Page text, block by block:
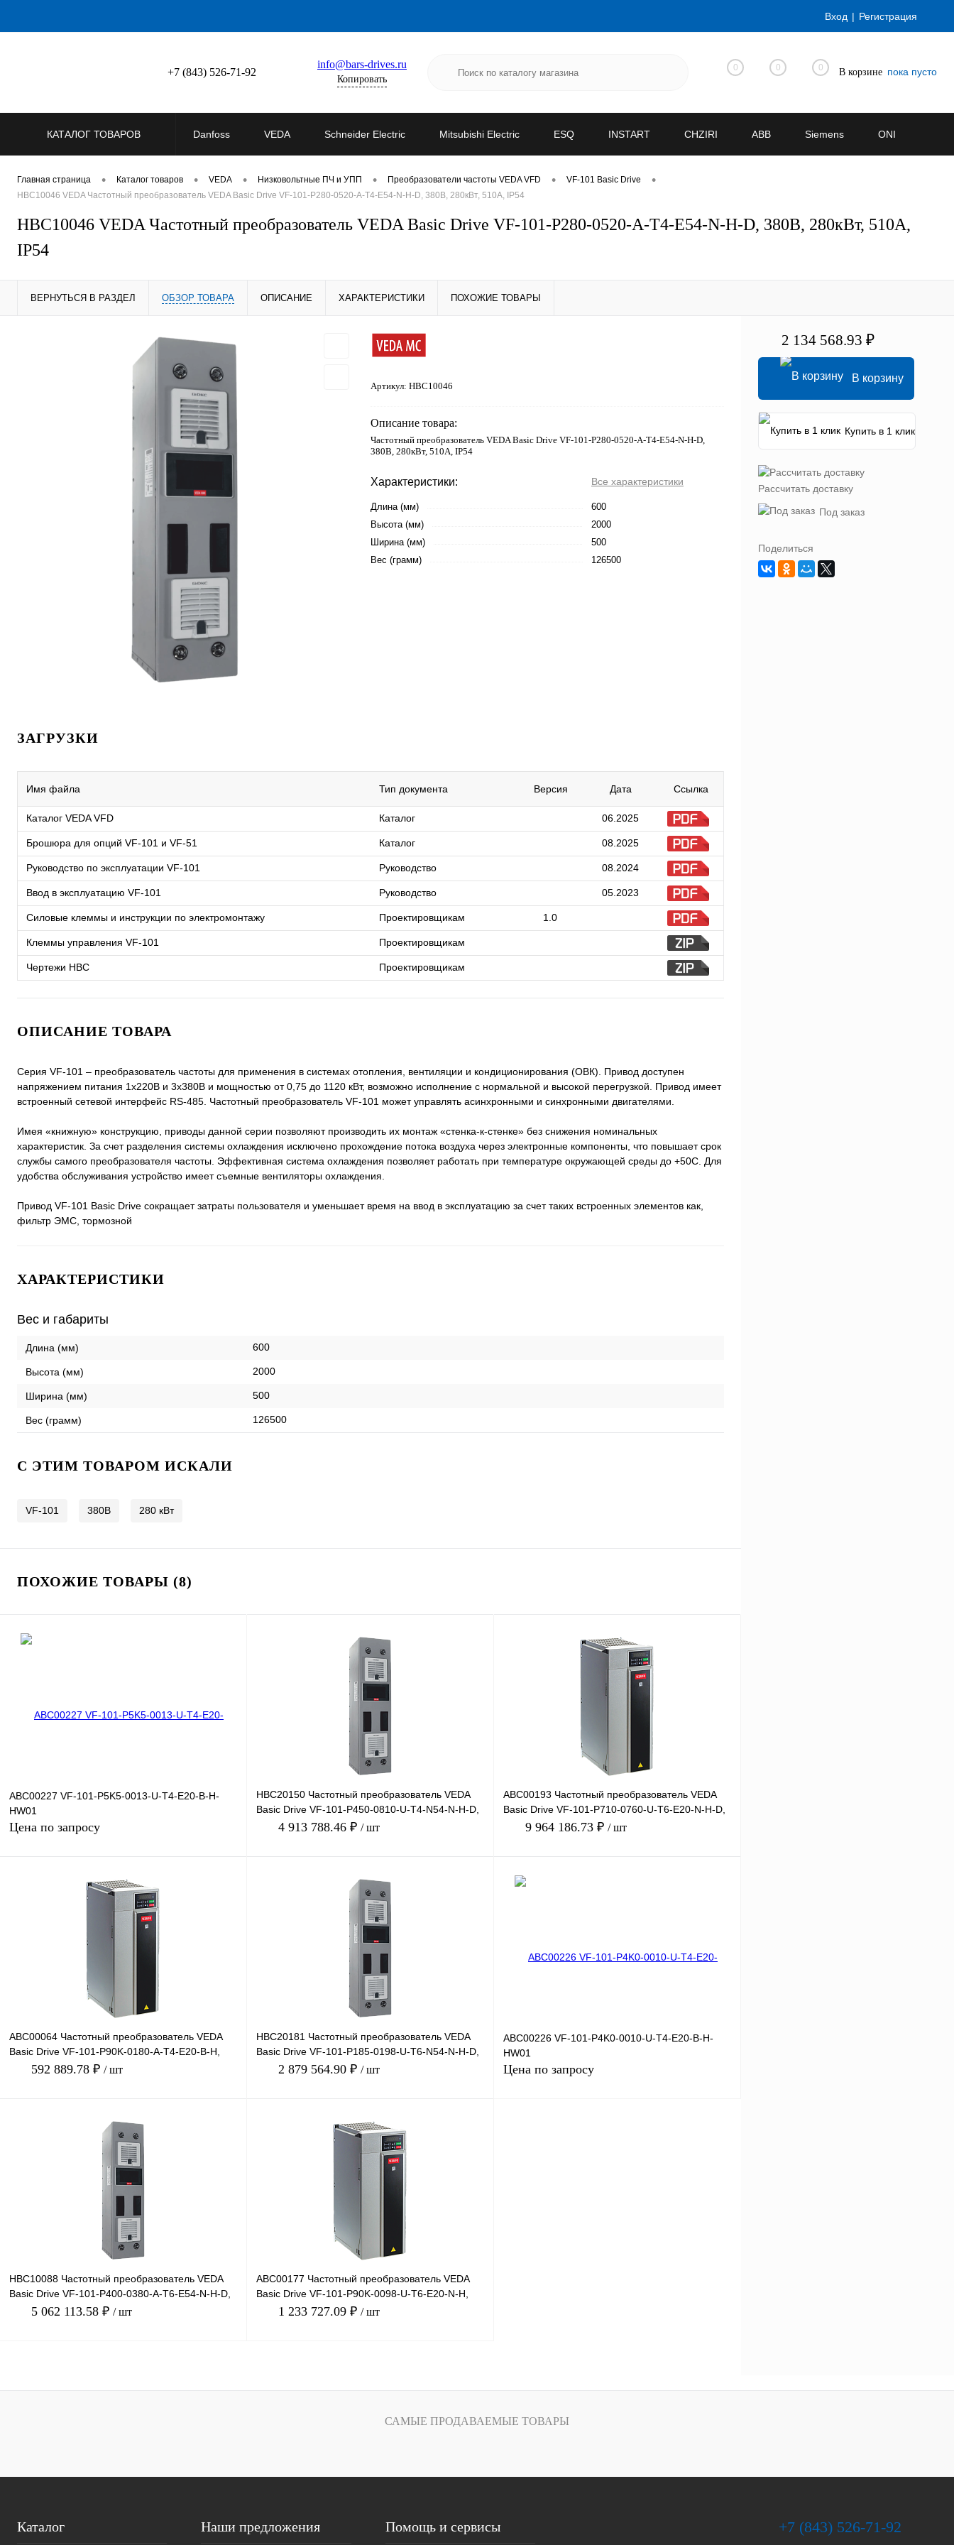
Вход Регистрация
+7 (843) 526-71-92
info@bars-drives.ru
Копировать
0 0 0 В корзине пока пусто
КАТАЛОГ ТОВАРОВ Danfoss VEDA Schneider Electric Mitsubishi Electric ESQ INSTART CHZIRI ABB Siemens ONI
Главная страница • Каталог товаров • VEDA • Низковольтные ПЧ и УПП • Преобразователи частоты VEDA VFD • VF-101 Basic Drive •
HBC10046 VEDA Частотный преобразователь VEDA Basic Drive VF-101-P280-0520-A-T4-E54-N-H-D, 380В, 280кВт, 510А, IP54
HBC10046 VEDA Частотный преобразователь VEDA Basic Drive VF-101-P280-0520-A-T4-E54-N-H-D, 380В, 280кВт, 510А,
IP54
ВЕРНУТЬСЯ В РАЗДЕЛ ОБЗОР ТОВАРА ОПИСАНИЕ ХАРАКТЕРИСТИКИ ПОХОЖИЕ ТОВАРЫ
Артикул: HBC10046
Описание товара:
Частотный преобразователь VEDA Basic Drive VF-101-P280-0520-A-T4-E54-N-H-D,
380В, 280кВт, 510А, IP54
Характеристики: Все характеристики
Длина (мм)
600
Высота (мм)
2000
Ширина (мм)
500
Вес (грамм)
126500
ЗАГРУЗКИ
Имя файла Тип документа Версия Дата Ссылка
Каталог VEDA VFD Каталог 06.2025
Брошюра для опций VF-101 и VF-51 Каталог 08.2025
Руководство по эксплуатации VF-101 Руководство 08.2024
Ввод в эксплуатацию VF-101 Руководство 05.2023
Силовые клеммы и инструкции по электромонтажу Проектировщикам 1.0
Клеммы управления VF-101 Проектировщикам
Чертежи HBC Проектировщикам
ОПИСАНИЕ ТОВАРА
Серия VF-101 – преобразователь частоты для применения в системах отопления, вентиляции и кондиционирования (ОВК). Привод доступен
напряжением питания 1х220В и 3х380В и мощностью от 0,75 до 1120 кВт, возможно исполнение с нормальной и высокой перегрузкой. Привод имеет
встроенный сетевой интерфейс RS-485. Частотный преобразователь VF-101 может управлять асинхронными и синхронными двигателями.
Имея «книжную» конструкцию, приводы данной серии позволяют производить их монтаж «стенка-к-стенке» без снижения номинальных
характеристик. За счет разделения системы охлаждения исключено прохождение потока воздуха через электронные компоненты, что повышает срок
службы самого преобразователя частоты. Эффективная система охлаждения позволяет работать при температуре окружающей среды до +50С. Для
удобства обслуживания устройство имеет съемные вентиляторы охлаждения.
Привод VF-101 Basic Drive сокращает затраты пользователя и уменьшает время на ввод в эксплуатацию за счет таких встроенных элементов как,
фильтр ЭМС, тормозной
ХАРАКТЕРИСТИКИ
Вес и габариты
Длина (мм) 600
Высота (мм) 2000
Ширина (мм) 500
Вес (грамм) 126500
C ЭТИМ ТОВАРОМ ИСКАЛИ
VF-101 380В 280 кВт
ПОХОЖИЕ ТОВАРЫ (8)
ABC00227 VF-101-P5K5-0013-U-T4-E20-B-H-
HW01
Цена по запросу
Запросить цену
HBC20150 Частотный преобразователь VEDA
Basic Drive VF-101-P450-0810-U-T4-N54-N-H-D,
380В, 450кВт
4 913 788.46 ₽ / шт
В корзину
Сравнение
Под заказ
ABC00193 Частотный преобразователь VEDA
Basic Drive VF-101-P710-0760-U-T6-E20-N-H-D,
660В, 710кВт, 7
9 964 186.73 ₽ / шт
ABC00064 Частотный преобразователь VEDA
Basic Drive VF-101-P90K-0180-A-T4-E20-B-H,
380В, 90кВт, 180А
592 889.78 ₽ / шт
В корзину
Сравнение
Под заказ
HBC20181 Частотный преобразователь VEDA
Basic Drive VF-101-P185-0198-U-T6-N54-N-H-D,
660В, 185кВт
2 879 564.90 ₽ / шт
В корзину
Сравнение
ABC00226 VF-101-P4K0-0010-U-T4-E20-B-H-
HW01
Цена по запросу
HBC10088 Частотный преобразователь VEDA
Basic Drive VF-101-P400-0380-A-T6-E54-N-H-D,
660В, 400кВт, 3
5 062 113.58 ₽ / шт
ABC00177 Частотный преобразователь VEDA
Basic Drive VF-101-P90K-0098-U-T6-E20-N-H,
660В, 90кВт, 98А
1 233 727.09 ₽ / шт
2 134 568.93 ₽
В корзину
Купить в 1 клик
Рассчитать доставку
Под заказ
Поделиться
САМЫЕ ПРОДАВАЕМЫЕ ТОВАРЫ
Каталог Наши предложения Помощь и сервисы +7 (843) 526-71-92